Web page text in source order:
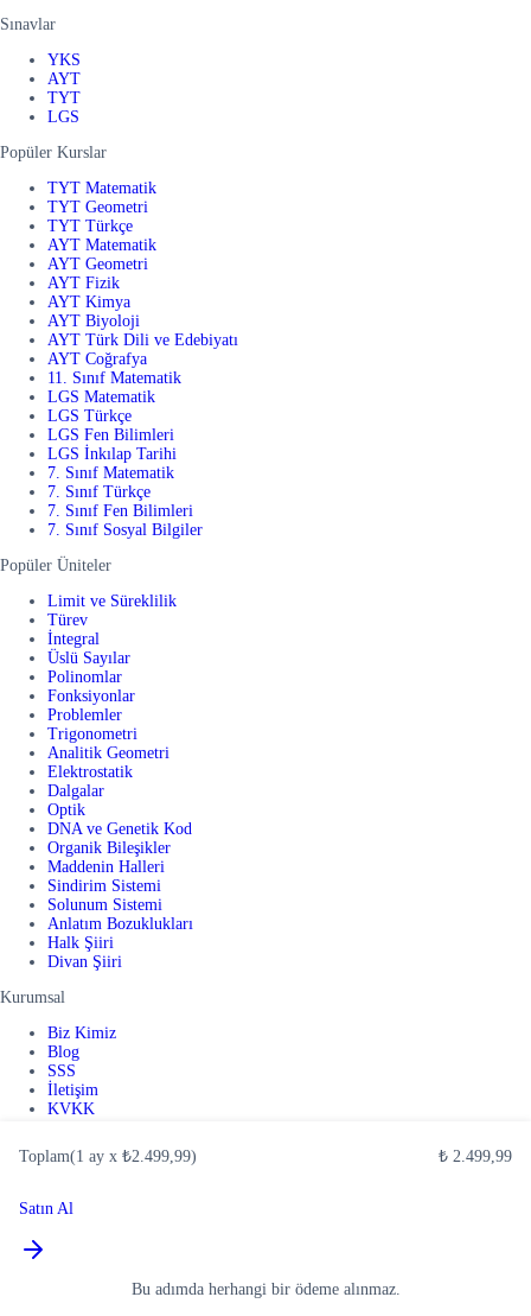
Toplam(1 ay x ₺2.499,99) ₺ 2.499,99
Satın Al
Bu adımda herhangi bir ödeme alınmaz.
Sınavlar
YKS
AYT
TYT
LGS
Popüler Kurslar
TYT Matematik
TYT Geometri
TYT Türkçe
AYT Matematik
AYT Geometri
AYT Fizik
AYT Kimya
AYT Biyoloji
AYT Türk Dili ve Edebiyatı
AYT Coğrafya
11. Sınıf Matematik
LGS Matematik
LGS Türkçe
LGS Fen Bilimleri
LGS İnkılap Tarihi
7. Sınıf Matematik
7. Sınıf Türkçe
7. Sınıf Fen Bilimleri
7. Sınıf Sosyal Bilgiler
Popüler Üniteler
Limit ve Süreklilik
Türev
İntegral
Üslü Sayılar
Polinomlar
Fonksiyonlar
Problemler
Trigonometri
Analitik Geometri
Elektrostatik
Dalgalar
Optik
DNA ve Genetik Kod
Organik Bileşikler
Maddenin Halleri
Sindirim Sistemi
Solunum Sistemi
Anlatım Bozuklukları
Halk Şiiri
Divan Şiiri
Kurumsal
Biz Kimiz
Blog
SSS
İletişim
KVKK
Uygulamalar